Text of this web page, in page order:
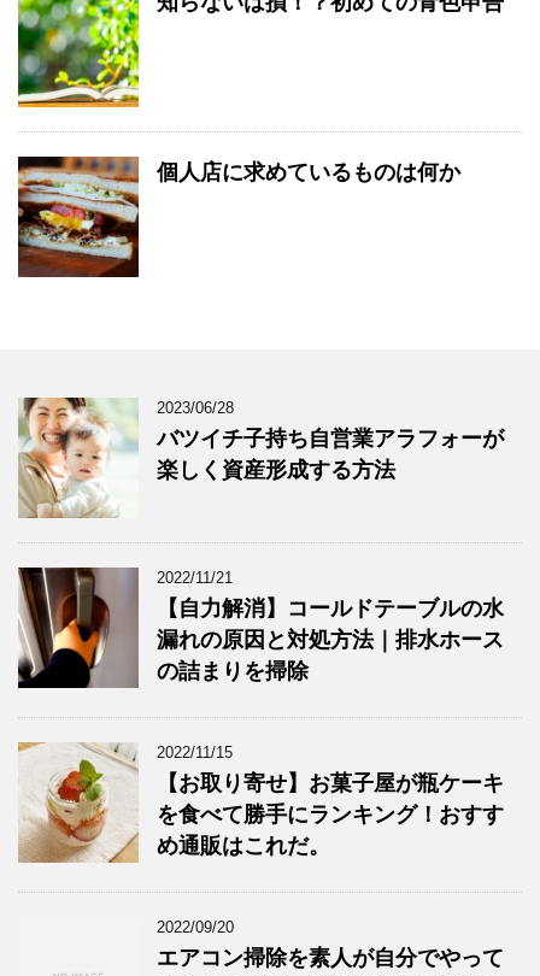
個人店に求めているものは何か
2023/06/28
バツイチ子持ち自営業アラフォーが
楽しく資産形成する方法
2022/11/21
【自力解消】コールドテーブルの水
漏れの原因と対処方法｜排水ホース
の詰まりを掃除
2022/11/15
【お取り寄せ】お菓子屋が瓶ケーキ
を食べて勝手にランキング！おすす
め通販はこれだ。
2022/09/20
エアコン掃除を素人が自分でやって